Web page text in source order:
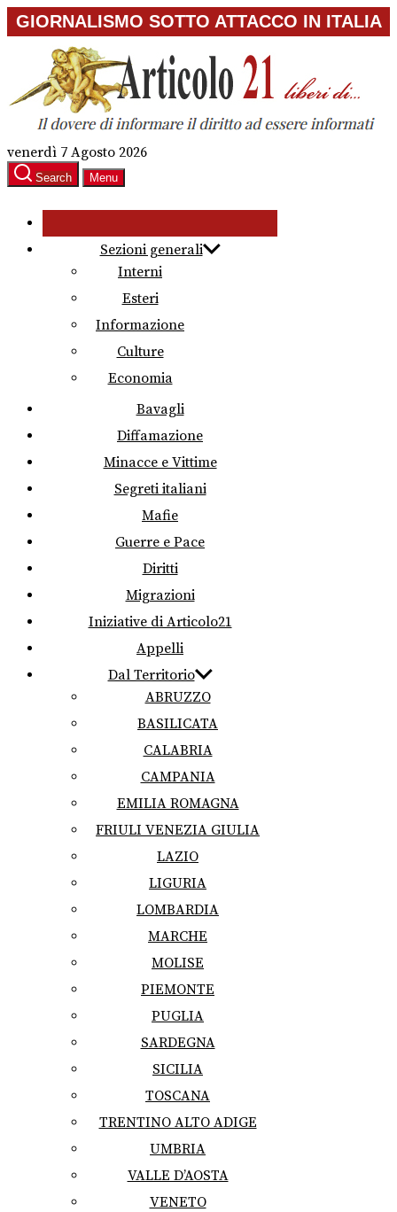
Skip
to
content
GIORNALISMO SOTTO ATTACCO IN ITALIA
venerdì 7 Agosto 2026
Search Menu
Sezioni generali
Interni
Esteri
Informazione
Culture
Economia
Bavagli
Diffamazione
Minacce e Vittime
Segreti italiani
Mafie
Guerre e Pace
Diritti
Migrazioni
Iniziative di Articolo21
Appelli
Dal Territorio
ABRUZZO
BASILICATA
CALABRIA
CAMPANIA
EMILIA ROMAGNA
FRIULI VENEZIA GIULIA
LAZIO
LIGURIA
LOMBARDIA
MARCHE
MOLISE
PIEMONTE
PUGLIA
SARDEGNA
SICILIA
TOSCANA
TRENTINO ALTO ADIGE
UMBRIA
VALLE D’AOSTA
VENETO